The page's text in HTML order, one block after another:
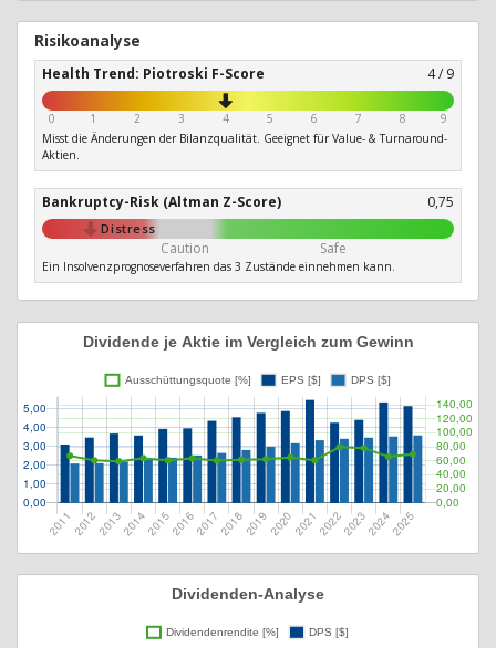
Risikoanalyse
Health Trend: Piotroski F-Score 4 / 9
0 1 2 3 4 5 6 7 8
9
Misst die Änderungen der Bilanzqualität. Geeignet für Value- & Turnaround-
Aktien.
Bankruptcy-Risk (Altman Z-Score) 0,75
Distress
Caution Safe
Ein Insolvenzprognoseverfahren das 3 Zustände einnehmen kann.